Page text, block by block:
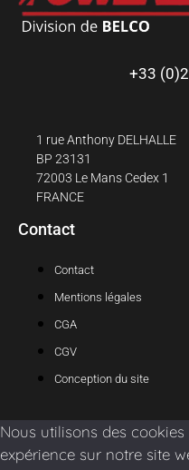
+33
1 rue Anthony DELHALLE
BP 23131
72003 Le Mans Cedex 1
FRANCE
Contact
Contact
Mentions légales
CGA
CGV
Conception du site
Nous utilisons des
expérience sur notre site